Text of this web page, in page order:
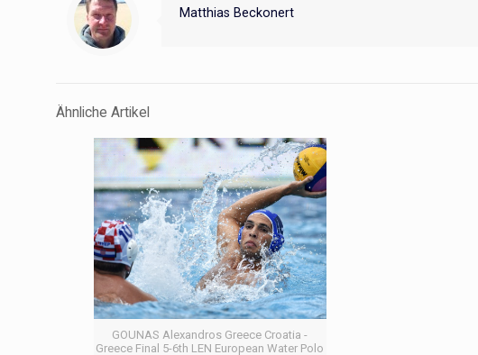
Matthias Beckonert
Ähnliche Artikel
GOUNAS Alexandros Greece Croatia -
Greece Final 5-6th LEN European Water Polo